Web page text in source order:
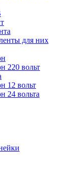
для них
220 вольт
12 вольт
24 вольта